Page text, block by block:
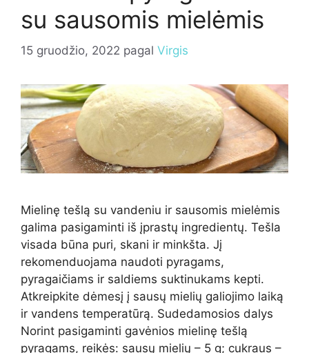
su sausomis mielėmis
15 gruodžio, 2022 pagal Virgis
Mielinę tešlą su vandeniu ir sausomis mielėmis
galima pasigaminti iš įprastų ingredientų. Tešla
visada būna puri, skani ir minkšta. Jį
rekomenduojama naudoti pyragams,
pyragaičiams ir saldiems suktinukams kepti.
Atkreipkite dėmesį į sausų mielių galiojimo laiką
ir vandens temperatūrą. Sudedamosios dalys
Norint pasigaminti gavėnios mielinę tešlą
pyragams, reikės: sausų mielių – 5 g; cukraus –